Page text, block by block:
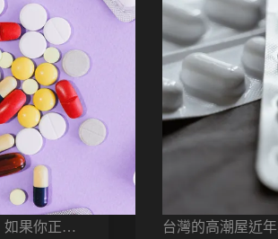
如果你正…
台灣的高潮屋近